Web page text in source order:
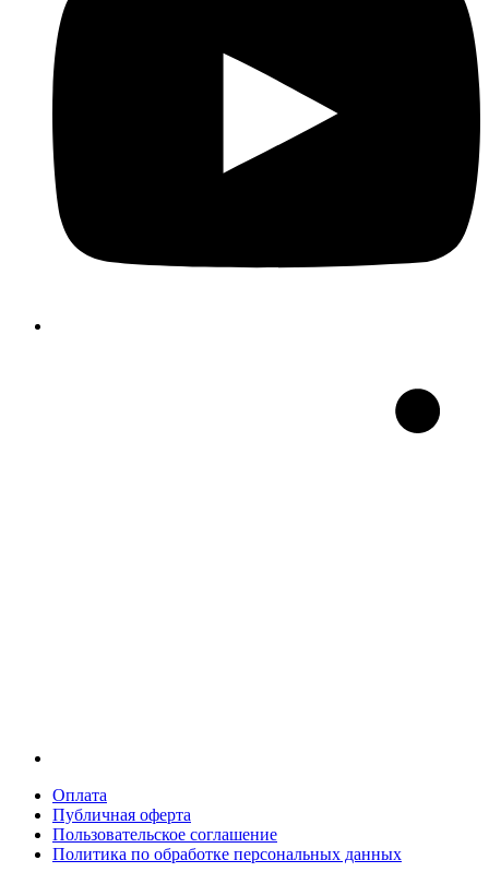
Оплата
Публичная оферта
Пользовательское соглашение
Политика по обработке персональных данных